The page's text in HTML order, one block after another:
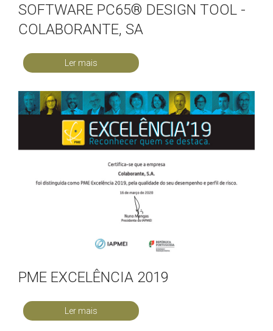
SOFTWARE PC65® DESIGN TOOL -
COLABORANTE, SA
Ler mais
PME EXCELÊNCIA 2019
Ler mais